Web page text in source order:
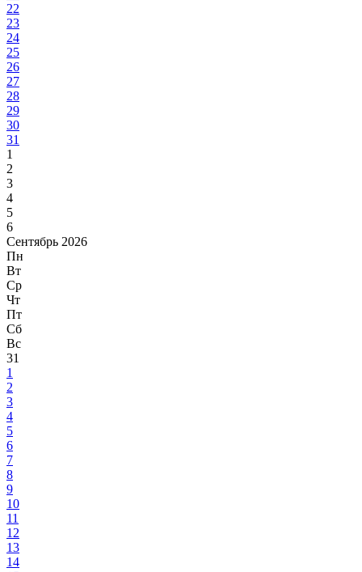
22
23
24
25
26
27
28
29
30
31
1
2
3
4
5
6
Сентябрь 2026
Пн
Вт
Ср
Чт
Пт
Сб
Вс
31
1
2
3
4
5
6
7
8
9
10
11
12
13
14